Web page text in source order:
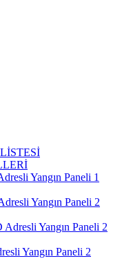
Yangın Paneli 1
Yangın Paneli 2
Yangın Paneli 2
Yangın Paneli 2